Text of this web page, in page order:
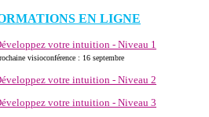
EN LIGNE
votre intuition - Niveau 1
visioconférence : 16 septembre
votre intuition - Niveau 2
votre intuition - Niveau 3